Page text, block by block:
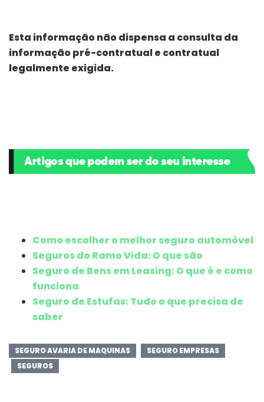
Esta informação não dispensa a consulta da
informação pré-contratual e contratual
legalmente exigida.
Como escolher o melhor seguro automóvel
Seguros do Ramo Vida: O que são
Seguro de Bens em Leasing: O que é e como
funciona
Seguro de Estufas: Tudo o que precisa de
saber
SEGURO AVARIA DE MAQUINAS
SEGURO EMPRESAS
SEGUROS